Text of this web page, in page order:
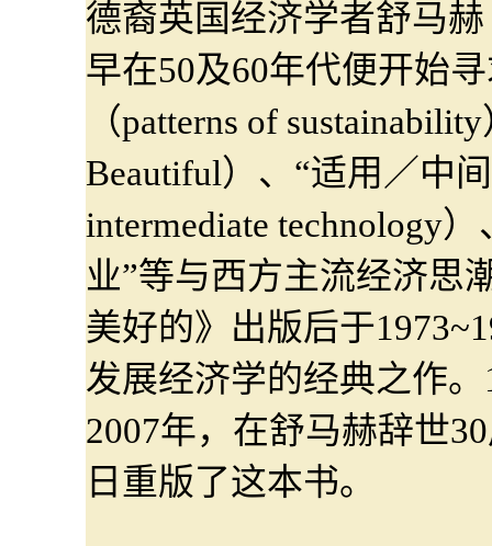
德裔英国经济学者舒马赫
早在50及60年代便开始
（patterns of
Beautiful）、“适用／中
intermediate technology
业”等与西方主流经济思
美好的》出版后于
发展经济学的经典之作
2007年，在舒马赫辞世
日重版了这本书。